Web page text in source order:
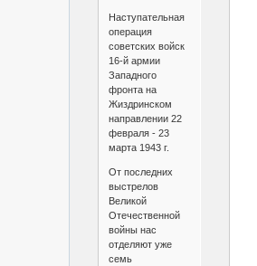
Наступательная
операция
советских войск
16-й армии
Западного
фронта на
Жиздринском
направлении 22
февраля - 23
марта 1943 г.
От последних
выстрелов
Великой
Отечественной
войны нас
отделяют уже
семь